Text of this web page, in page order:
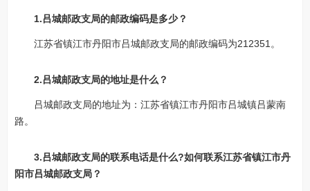
1.吕城邮政支局的邮政编码是多少？
江苏省镇江市丹阳市吕城邮政支局的邮政编码为212351。
2.吕城邮政支局的地址是什么？
吕城邮政支局的地址为：江苏省镇江市丹阳市吕城镇吕蒙南
路。
3.吕城邮政支局的联系电话是什么?如何联系江苏省镇江市丹
阳市吕城邮政支局？